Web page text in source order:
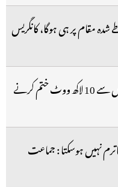
مقام پر ہی ہوگا، کانگریس
حیدرآباد کے 15 اسمبلی حلقوں سے 10 لاکھ ووٹ ختم کرنے
نہیں ہوسکتا : جماعت